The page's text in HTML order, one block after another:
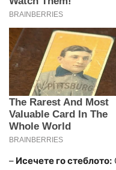
– Исечете го стеблото: